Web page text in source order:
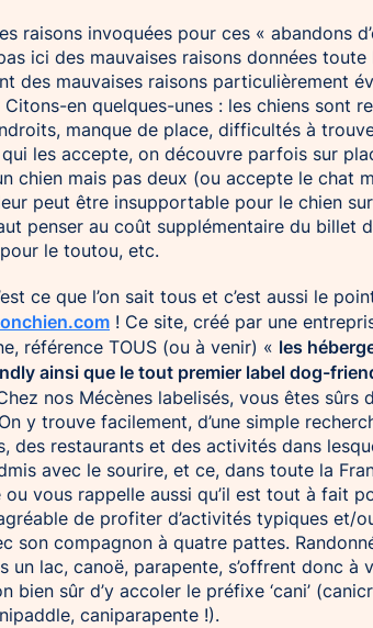
raisons invoquées pour ces « abandons
ici des mauvaises raisons données toute
des mauvaises raisons particulièrement
Citons-en quelques-unes : les chiens sont
manque de place, difficultés à
les accepte, on découvre parfois sur
chien mais pas deux (ou accepte le chat
peut être insupportable pour le chien
penser au coût supplémentaire du billet
le toutou, etc.
ce que l’on sait tous et c’est aussi le
! Ce site, créé par une
référence TOUS (ou à venir) « les
ainsi que le tout premier label dog-
nos Mécènes labelisés, vous êtes sûrs
y trouve facilement, d’une simple
des restaurants et des activités dans
avec le sourire, et ce, dans toute la
vous rappelle aussi qu’il est tout à fait
de profiter d’activités typiques et/
son compagnon à quatre pattes.
un lac, canoë, parapente, s’offrent donc à
bien sûr d’y accoler le préfixe ‘cani’
caniparapente !).